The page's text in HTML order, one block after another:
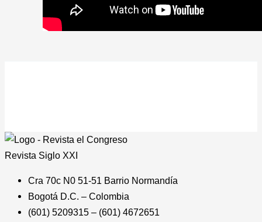
Revista Siglo XXI
Cra 70c N0 51-51 Barrio Normandía
Bogotá D.C. – Colombia
(601) 5209315 – (601) 4672651